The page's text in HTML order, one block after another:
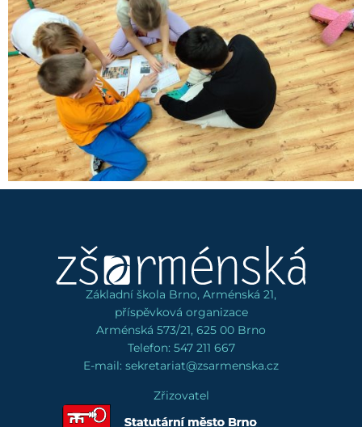
Základní škola Brno, Arménská 21,
příspěvková organizace
Arménská 573/21, 625 00 Brno
Telefon: 547 211 667
E-mail: sekretariat@zsarmenska.cz
Zřizovatel